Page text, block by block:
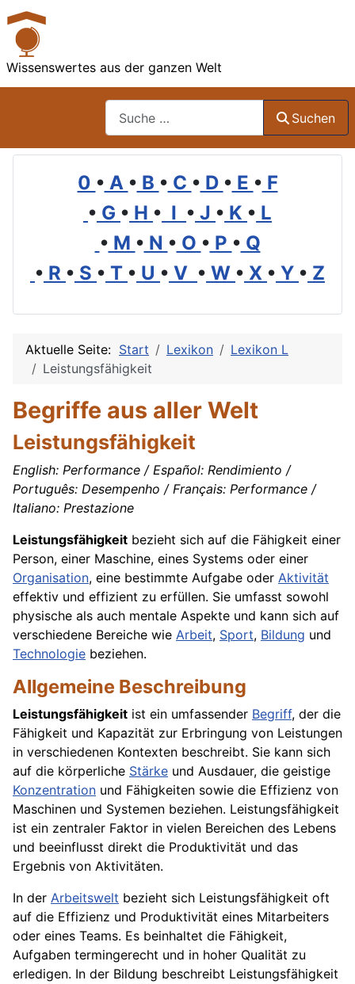
Wissenswertes aus der ganzen Welt
Suchen
0 • A • B • C • D • E • F
• G • H • I • J • K • L
• M • N • O • P • Q
• R • S • T • U • V • W • X • Y • Z
Aktuelle Seite: Start Lexikon
Lexikon L
Leistungsfähigkeit
Begriffe aus aller Welt
Leistungsfähigkeit
English: Performance / Español: Rendimiento /
Português: Desempenho / Français: Performance /
Italiano: Prestazione
Leistungsfähigkeit bezieht sich auf die Fähigkeit einer
Person, einer Maschine, eines Systems oder einer
Organisation, eine bestimmte Aufgabe oder Aktivität
effektiv und effizient zu erfüllen. Sie umfasst sowohl
physische als auch mentale Aspekte und kann sich auf
verschiedene Bereiche wie Arbeit, Sport, Bildung und
Technologie beziehen.
Allgemeine Beschreibung
Leistungsfähigkeit ist ein umfassender Begriff, der die
Fähigkeit und Kapazität zur Erbringung von Leistungen
in verschiedenen Kontexten beschreibt. Sie kann sich
auf die körperliche Stärke und Ausdauer, die geistige
Konzentration und Fähigkeiten sowie die Effizienz von
Maschinen und Systemen beziehen. Leistungsfähigkeit
ist ein zentraler Faktor in vielen Bereichen des Lebens
und beeinflusst direkt die Produktivität und das
Ergebnis von Aktivitäten.
In der Arbeitswelt bezieht sich Leistungsfähigkeit oft
auf die Effizienz und Produktivität eines Mitarbeiters
oder eines Teams. Es beinhaltet die Fähigkeit,
Aufgaben termingerecht und in hoher Qualität zu
erledigen. In der Bildung beschreibt Leistungsfähigkeit